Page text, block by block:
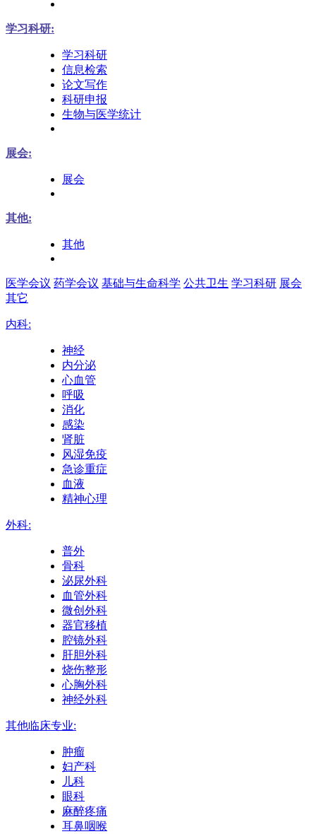
学习科研:
学习科研
信息检索
论文写作
科研申报
生物与医学统计
展会:
展会
其他:
其他
医学会议 药学会议 基础与生命科学 公共卫生 学习科研 展会
其它
内科:
神经
内分泌
心血管
呼吸
消化
感染
肾脏
风湿免疫
急诊重症
血液
精神心理
外科:
普外
骨科
泌尿外科
血管外科
微创外科
器官移植
腔镜外科
肝胆外科
烧伤整形
心胸外科
神经外科
其他临床专业:
肿瘤
妇产科
儿科
眼科
麻醉疼痛
耳鼻咽喉